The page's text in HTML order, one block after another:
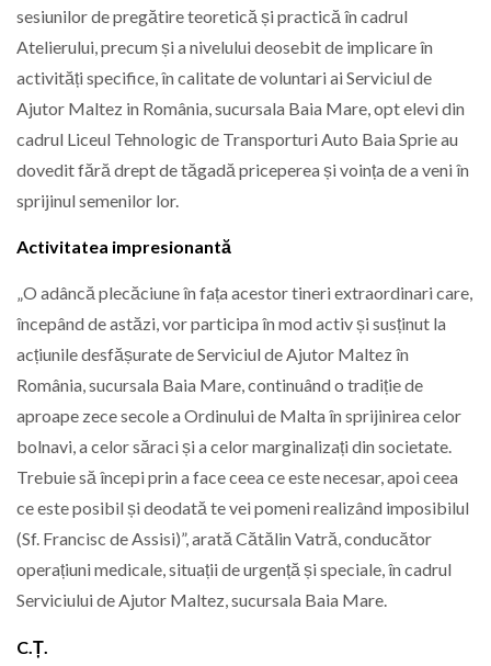
sesiunilor de pregătire teoretică și practică în cadrul
Atelierului, precum și a nivelului deosebit de implicare în
activități specifice, în calitate de voluntari ai Serviciul de
Ajutor Maltez in România, sucursala Baia Mare, opt elevi din
cadrul Liceul Tehnologic de Transporturi Auto Baia Sprie au
dovedit fără drept de tăgadă priceperea și voința de a veni în
sprijinul semenilor lor.
Activitatea impresionantă
„O adâncă plecăciune în fața acestor tineri extraordinari care,
începând de astăzi, vor participa în mod activ și susținut la
acțiunile desfășurate de Serviciul de Ajutor Maltez în
România, sucursala Baia Mare, continuând o tradiție de
aproape zece secole a Ordinului de Malta în sprijinirea celor
bolnavi, a celor săraci și a celor marginalizați din societate.
Trebuie să începi prin a face ceea ce este necesar, apoi ceea
ce este posibil și deodată te vei pomeni realizând imposibilul
(Sf. Francisc de Assisi)”, arată Cătălin Vatră, conducător
operațiuni medicale, situații de urgență și speciale, în cadrul
Serviciului de Ajutor Maltez, sucursala Baia Mare.
C.Ț.